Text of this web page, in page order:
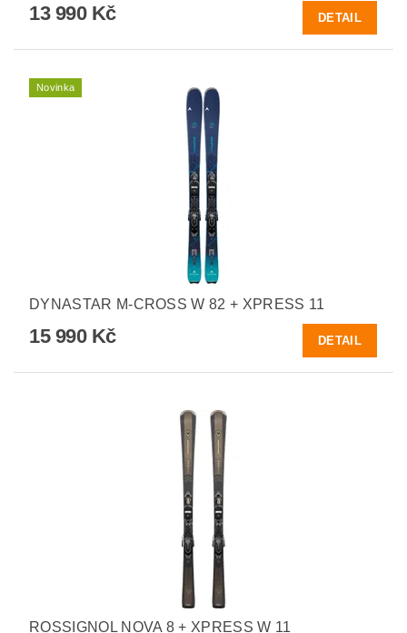
13 990 Kč DETAIL
Novinka
DYNASTAR M-CROSS W 82 + XPRESS 11
15 990 Kč DETAIL
ROSSIGNOL NOVA 8 + XPRESS W 11